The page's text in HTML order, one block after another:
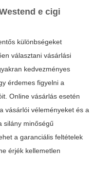
e cigi
különbségeket
választani vásárlási
kedvezményes
érdemes figyelni a
Online vásárlás esetén
vásárlói véleményeket és a
silány minőségű
a garanciális feltételek
érjék kellemetlen